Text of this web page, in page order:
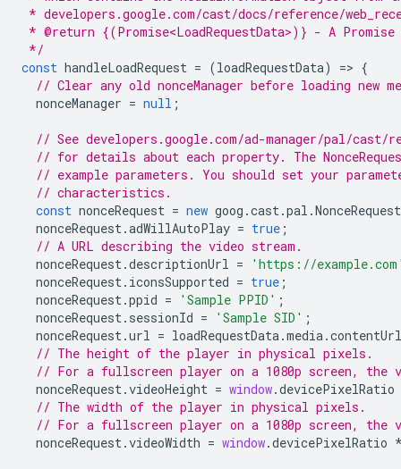
* developers.google.com/cast/docs/reference/
* @return {(Promise<LoadRequestData>)} - A
*/
const handleLoadRequest = (loadRequestData) => {
// Clear any old nonceManager before loading new
nonceManager = null ;
// See developers.google.com/ad-manager/pal/cast/
// for details about each property. The
// example parameters. You should set your
// characteristics.
const nonceRequest = new goog .cast.pal .NonceRequest
nonceRequest.adWillAutoPlay = true ;
// A URL describing the video stream.
nonceRequest.descriptionUrl =
'https://
nonceRequest. iconsSupported = true ;
nonceRequest.ppid = 'Sample PPID' ;
nonceRequest. sessionId = 'Sample SID' ;
nonceRequest.url = loadRequestData.media.contentUrl
// The height of the player in physical pixels.
// For a fullscreen player on a 1080p screen, the
nonceRequest.videoHeight = window.devicePixelRatio
// The width of the player in physical pixels.
// For a fullscreen player on a 1080p screen, the
nonceRequest.videoWidth = window.devicePixelRatio